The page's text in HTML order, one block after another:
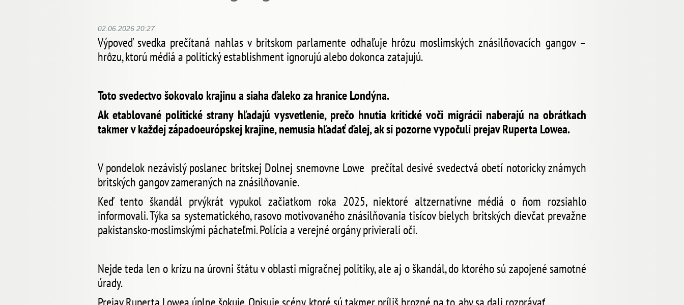
02.06.2026 20:27
Výpoveď svedka prečítaná nahlas v britskom parlamente odhaľuje hrôzu moslimských znásilňovacích gangov –
hrôzu, ktorú médiá a politický establishment ignorujú alebo dokonca zatajujú.
Toto svedectvo šokovalo krajinu a siaha ďaleko za hranice Londýna.
Ak etablované politické strany hľadajú vysvetlenie, prečo hnutia kritické voči migrácii naberajú na obrátkach
takmer v každej západoeurópskej krajine, nemusia hľadať ďalej, ak si pozorne vypočuli prejav Ruperta Lowea.
V pondelok nezávislý poslanec britskej Dolnej snemovne Lowe prečítal desivé svedectvá obetí notoricky známych
britských gangov zameraných na znásilňovanie.
Keď tento škandál prvýkrát vypukol začiatkom roka 2025, niektoré altzernatívne médiá o ňom rozsiahlo
informovali. Týka sa systematického, rasovo motivovaného znásilňovania tisícov bielych britských dievčat prevažne
pakistansko-moslimskými páchateľmi. Polícia a verejné orgány privierali oči.
Nejde teda len o krízu na úrovni štátu v oblasti migračnej politiky, ale aj o škandál, do ktorého sú zapojené samotné
úrady.